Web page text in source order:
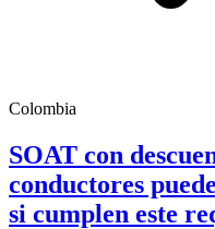
Colombia
SOAT con
conductores
si cumplen este